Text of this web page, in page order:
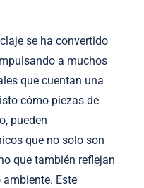
se ha convertido
a muchos
que cuentan una
cómo piezas de
pueden
que no solo son
que también reflejan
Este